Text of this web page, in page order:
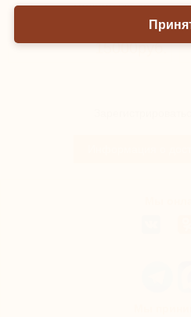
IceTomas МОЛНИЯ S25-12
15000руб.